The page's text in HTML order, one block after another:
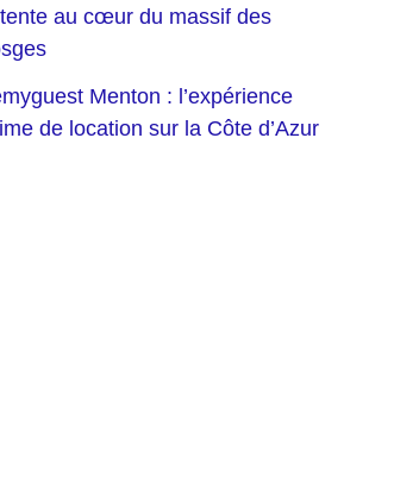
au cœur du massif des
Menton : l’expérience
de location sur la Côte d’Azur